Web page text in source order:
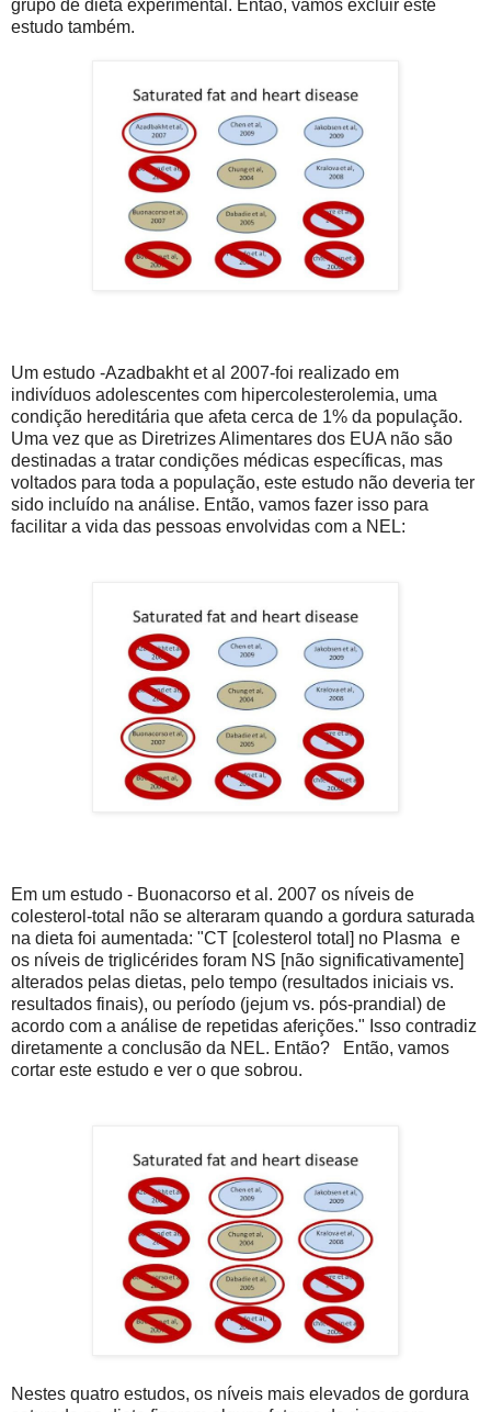
grupo de dieta experimental. Então, vamos excluir este
estudo também.
Um estudo -Azadbakht et al 2007-foi realizado em
indivíduos adolescentes com hipercolesterolemia, uma
condição hereditária que afeta cerca de 1% da população.
Uma vez que as Diretrizes Alimentares dos EUA não são
destinadas a tratar condições médicas específicas, mas
voltados para toda a população, este estudo não deveria ter
sido incluído na análise. Então, vamos fazer isso para
facilitar a vida das pessoas envolvidas com a NEL:
Em um estudo - Buonacorso et al. 2007 os níveis de
colesterol-total não se alteraram quando a gordura saturada
na dieta foi aumentada: "CT [colesterol total] no Plasma e
os níveis de triglicérides foram NS [não significativamente]
alterados pelas dietas, pelo tempo (resultados iniciais vs.
resultados finais), ou período (jejum vs. pós-prandial) de
acordo com a análise de repetidas aferições." Isso contradiz
diretamente a conclusão da NEL. Então?
Então, vamos
cortar este estudo e ver o que sobrou.
Nestes quatro estudos, os níveis mais elevados de gordura